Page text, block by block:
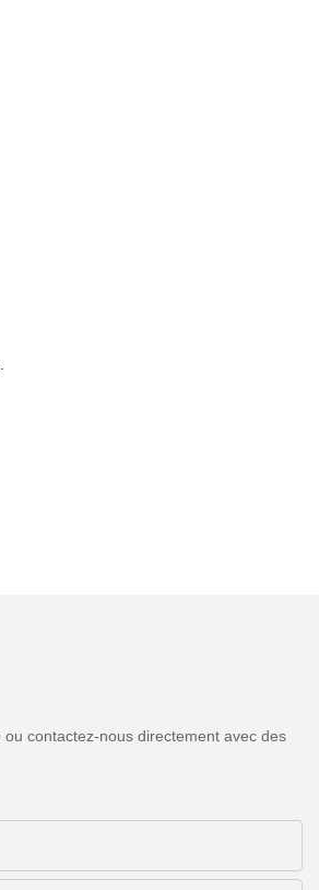
contactez-nous directement avec des